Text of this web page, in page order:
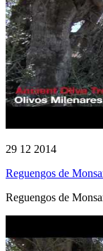
29 12 2014
Reguengos de
Reguengos de